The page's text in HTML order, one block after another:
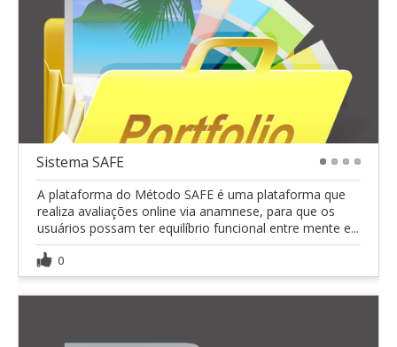
Sistema SAFE
A plataforma do Método SAFE é uma plataforma que
realiza avaliações online via anamnese, para que os
usuários possam ter equilíbrio funcional entre mente e...
0